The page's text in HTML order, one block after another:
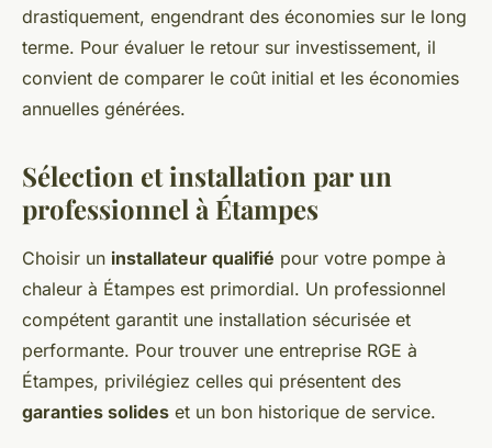
drastiquement, engendrant des économies sur le long
terme. Pour évaluer le retour sur investissement, il
convient de comparer le coût initial et les économies
annuelles générées.
Sélection et installation par un
professionnel à Étampes
Choisir un installateur qualifié pour votre pompe à
chaleur à Étampes est primordial. Un professionnel
compétent garantit une installation sécurisée et
performante. Pour trouver une entreprise RGE à
Étampes, privilégiez celles qui présentent des
garanties solides et un bon historique de service.